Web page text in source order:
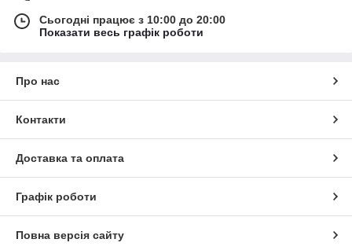
Сьогодні працює з 10:00 до 20:00
Показати весь графік роботи
Про нас
Контакти
Доставка та оплата
Графік роботи
Повна версія сайту